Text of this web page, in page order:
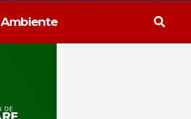
Ambiente Buscar